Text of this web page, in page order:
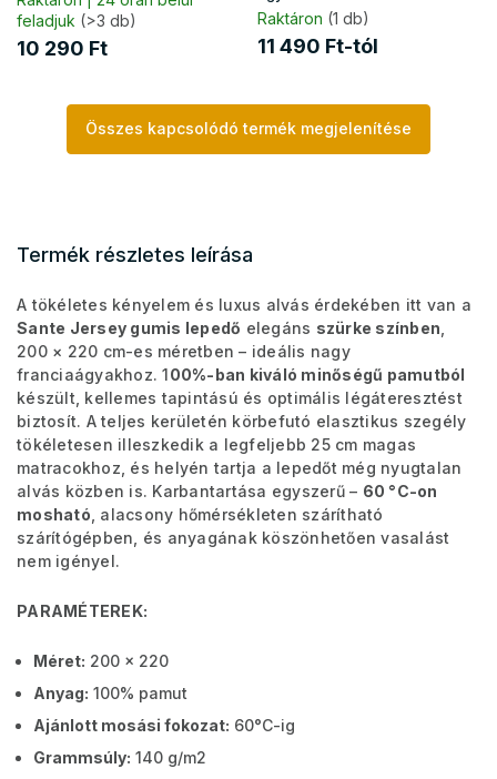
feladjuk (>3 db)
10 290 Ft
Raktáron (1 db)
11 490 Ft-tól
Összes kapcsolódó termék megjelenítése
Termék részletes leírása
A tökéletes kényelem és luxus alvás érdekében itt van a
Sante Jersey gumis lepedő elegáns szürke színben
200 × 220 cm-es méretben – ideális nagy
franciaágyakhoz. 100%-ban kiváló minőségű pamutból
készült, kellemes tapintású és optimális légáteresztést
biztosít. A teljes kerületén körbefutó elasztikus szegély
tökéletesen illeszkedik a legfeljebb 25 cm magas
matracokhoz, és helyén tartja a lepedőt még nyugtalan
alvás közben is. Karbantartása egyszerű – 60 °C-on
mosható , alacsony hőmérsékleten szárítható
szárítógépben, és anyagának köszönhetően vasalást
nem igényel.
PARAMÉTEREK:
Méret: 200 x 220
Anyag: 100% pamut
Ajánlott mosási fokozat: 60°C-ig
Grammsúly: 140 g/m2